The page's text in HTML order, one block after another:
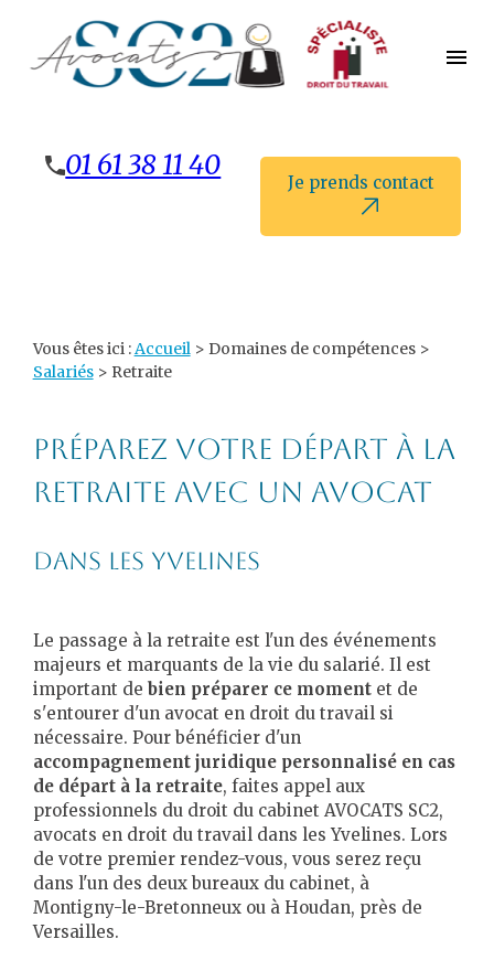
menu
01 61 38 11 40
Je prends contact
Vous êtes ici :Accueil> Domaines de compétences>
Salariés> Retraite
Préparez votre départ à la
retraite avec un avocat
dans les Yvelines
Le passage à la retraite est l'un des événements
majeurs et marquants de la vie du salarié. Il est
important de bien préparer ce moment et de
s'entourer d'un avocat en droit du travail si
nécessaire. Pour bénéficier d'un
accompagnement juridique personnalisé en cas
de départ à la retraite, faites appel aux
professionnels du droit du cabinet AVOCATS SC2,
avocats en droit du travail dans les Yvelines. Lors
de votre premier rendez-vous, vous serez reçu
dans l'un des deux bureaux du cabinet, à
Montigny-le-Bretonneux ou à Houdan, près de
Versailles.